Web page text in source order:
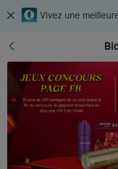
Vivez une